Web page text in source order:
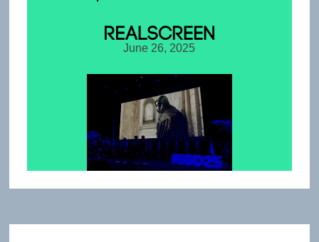
June 26, 2025